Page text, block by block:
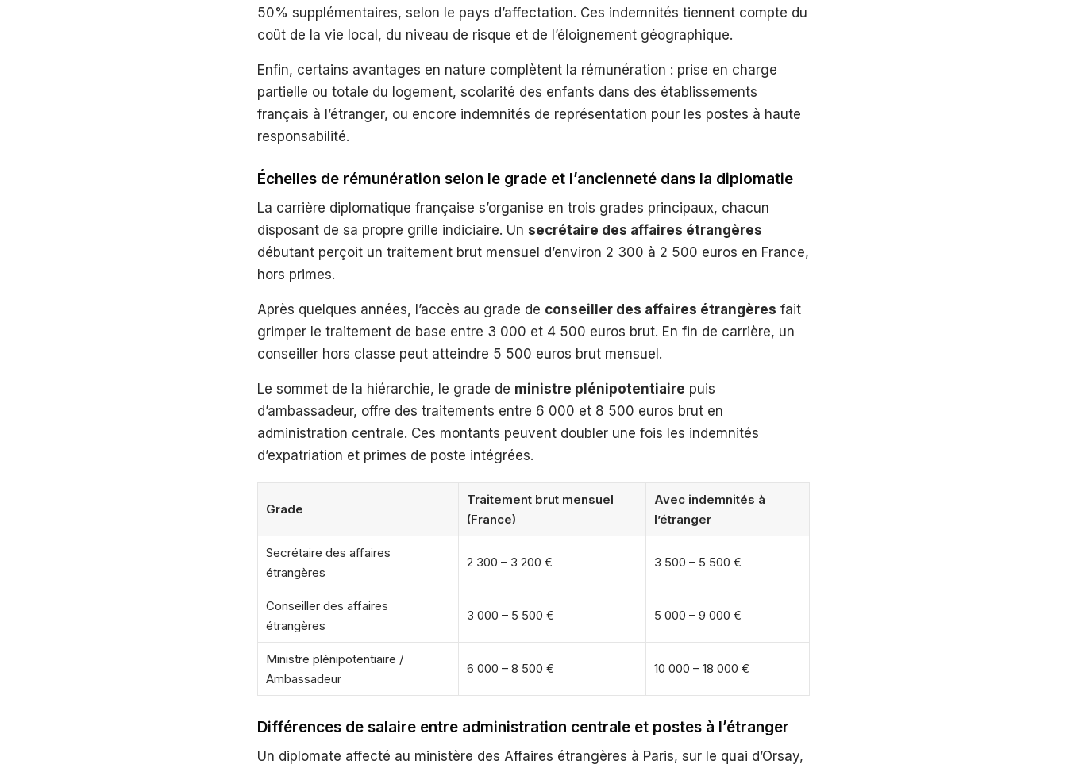
50% supplémentaires, selon le pays d’affectation. Ces indemnités tiennent compte du
coût de la vie local, du niveau de risque et de l’éloignement géographique.
Enfin, certains avantages en nature complètent la rémunération : prise en charge
partielle ou totale du logement, scolarité des enfants dans des établissements
français à l’étranger, ou encore indemnités de représentation pour les postes à haute
responsabilité.
Échelles de rémunération selon le grade et l’ancienneté dans la diplomatie
La carrière diplomatique française s’organise en trois grades principaux, chacun
disposant de sa propre grille indiciaire. Un secrétaire des affaires étrangères
débutant perçoit un traitement brut mensuel d’environ 2 300 à 2 500 euros en France,
hors primes.
Après quelques années, l’accès au grade de conseiller des affaires étrangères fait
grimper le traitement de base entre 3 000 et 4 500 euros brut. En fin de carrière, un
conseiller hors classe peut atteindre 5 500 euros brut mensuel.
Le sommet de la hiérarchie, le grade de ministre plénipotentiaire puis
d’ambassadeur, offre des traitements entre 6 000 et 8 500 euros brut en
administration centrale. Ces montants peuvent doubler une fois les indemnités
d’expatriation et primes de poste intégrées.
Grade
Traitement brut mensuel
(France)
Avec indemnités à
l’étranger
Secrétaire des affaires
étrangères
2 300 – 3 200 € 3 500 – 5 500 €
Conseiller des affaires
étrangères
3 000 – 5 500 € 5 000 – 9 000 €
Ministre plénipotentiaire /
Ambassadeur
6 000 – 8 500 € 10 000 – 18 000 €
Différences de salaire entre administration centrale et postes à l’étranger
Un diplomate affecté au ministère des Affaires étrangères à Paris, sur le quai d’Orsay,